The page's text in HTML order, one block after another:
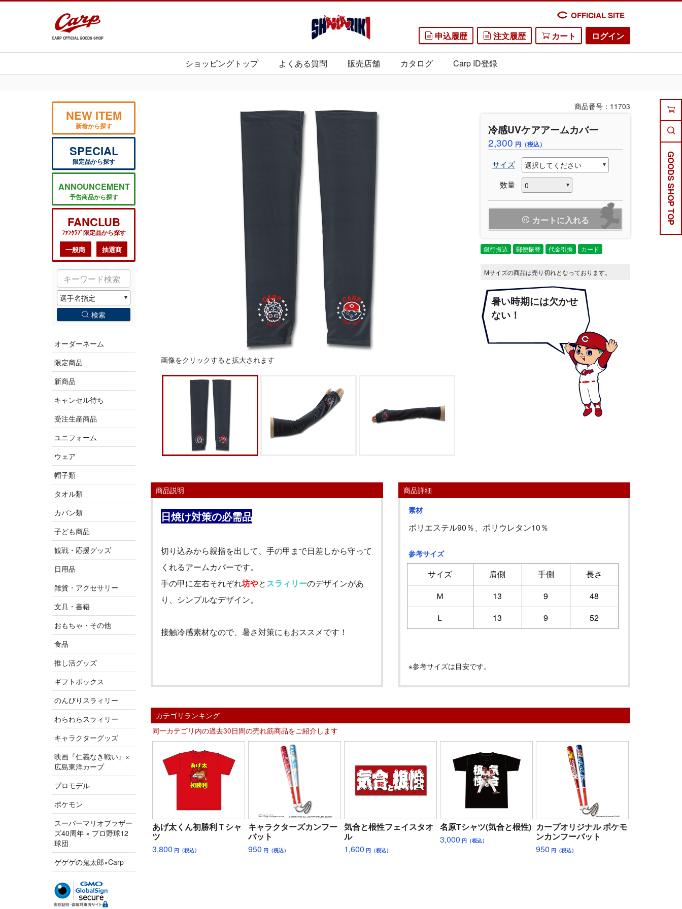
CARP OFFICIAL GOODS SHOP
OFFICIAL SITE
申込履歴 注文履歴 カート ログイン
ショッピングトップ よくある質問 販売店舗 カタログ Carp ID登録
NEW ITEM
新着から探す
SPECIAL
限定品から探す
ANNOUNCEMENT
予告商品から探す
FANCLUB
ﾌｧﾝｸﾗﾌﾞ限定品から探す
一般商
抽選商
検索
オーダーネーム
限定商品
新商品
キャンセル待ち
受注生産商品
ユニフォーム
ウェア
帽子類
タオル類
カバン類
子ども商品
観戦・応援グッズ
日用品
雑貨・アクセサリー
文具・書籍
おもちゃ・その他
食品
推し活グッズ
ギフトボックス
のんびりスラィリー
わらわらスラィリー
キャラクターグッズ
映画『仁義なき戦い』×
広島東洋カープ
プロモデル
ポケモン
スーパーマリオブラザー
ズ40周年 × プロ野球12
球団
ゲゲゲの鬼太郎×Carp
GOODS SHOP TOP
画像をクリックすると拡大されます
商品番号：11703
冷感UVケアアームカバー
2,300 円（税込）
サイズ
数量
カートに入れる
銀行振込 郵便振替 代金引換 カード
Mサイズの商品は売り切れとなっております。
暑い時期には欠かせ
ない！
商品説明
日焼け対策の必需品
切り込みから親指を出して、手の甲まで日差しから守って
くれるアームカバーです。
手の甲に左右それぞれ坊やとスラィリーのデザインがあ
り、シンプルなデザイン。
接触冷感素材なので、暑さ対策にもおススメです！
商品詳細
素材
ポリエステル90％、ポリウレタン10％
参考サイズ
サイズ 肩側 手側
長さ
Ｍ
13 9
48
Ｌ
13 9 52
※参考サイズは目安です。
カテゴリランキング
同一カテゴリ内の過去30日間の売れ筋商品をご紹介します
あげ太くん初勝利Ｔシャ
ツ
3,800 円（税込）
キャラクターズカンフー
バット
950 円（税込）
気合と根性フェイスタオ
ル
1,600 円（税込）
名原Tシャツ(気合と根性)
3,000 円（税込）
カープオリジナル ポケモ
ンカンフーバット
950 円（税込）